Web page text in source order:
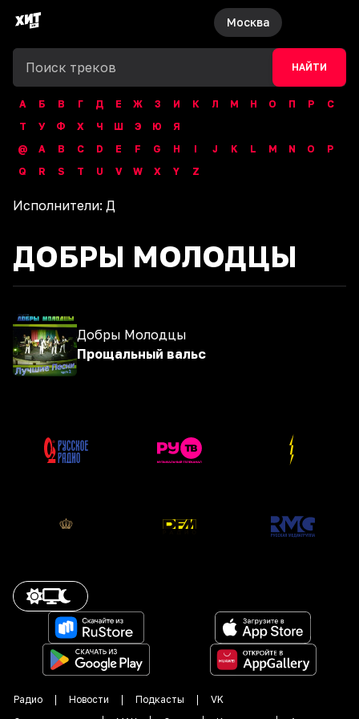
Москва
НАЙТИ
А Б В Г Д Е Ж З И К Л М Н О П Р
С
Т
У Ф Х Ч Ш Э Ю
Я
@
A B C D E F G H I J K L M N O
P
Q
R S T U V W X Y Z
Исполнители: Д
ДОБРЫ МОЛОДЦЫ
Добры Молодцы
Прощальный вальс
Радио Новости Подкасты
VK